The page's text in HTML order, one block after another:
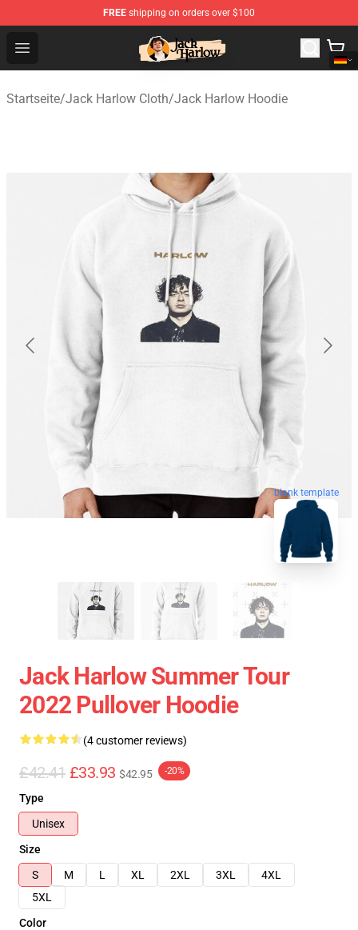
FREE shipping on orders over $100
Open menu
Jack Harlow Shop - Official Jack Harlow Merchandise
Startseite/Jack Harlow Cloth/Jack Harlow Hoodie
blank template
Jack Harlow Summer Tour
2022 Pullover Hoodie
(4 customer reviews)
£42.41 £33.93 $42.95 -20%
Type
Unisex
Size
S
M L XL 2XL 3XL
4XL
5XL
Color